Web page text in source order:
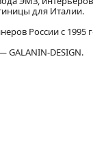
для Италии.
России с 1995
GALANIN-DESIGN.